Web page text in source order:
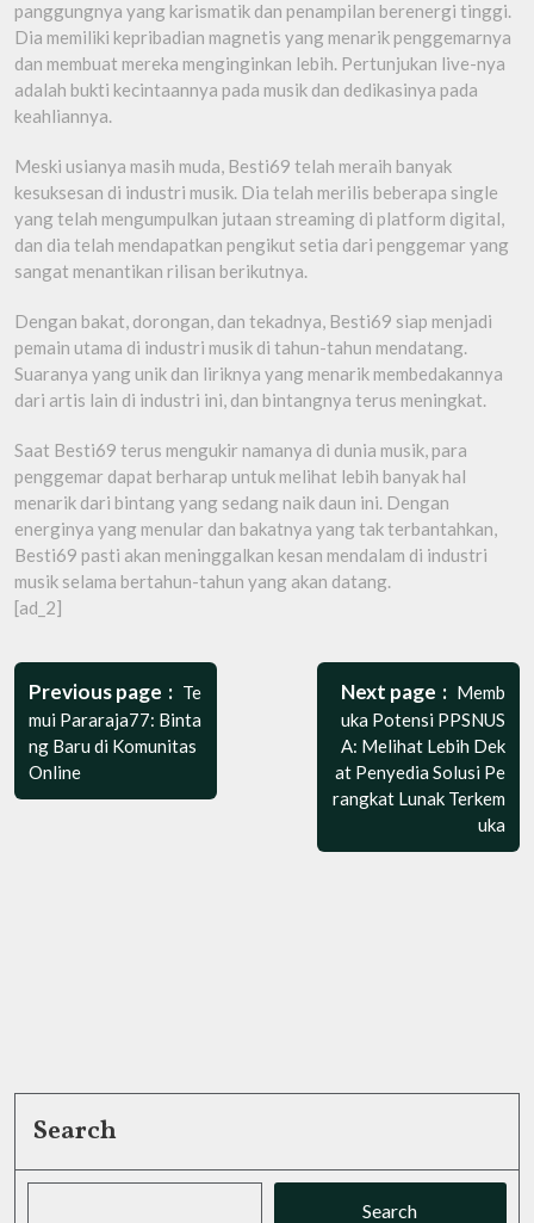
panggungnya yang karismatik dan penampilan berenergi tinggi.
Dia memiliki kepribadian magnetis yang menarik penggemarnya
dan membuat mereka menginginkan lebih. Pertunjukan live-nya
adalah bukti kecintaannya pada musik dan dedikasinya pada
keahliannya.
Meski usianya masih muda, Besti69 telah meraih banyak
kesuksesan di industri musik. Dia telah merilis beberapa single
yang telah mengumpulkan jutaan streaming di platform digital,
dan dia telah mendapatkan pengikut setia dari penggemar yang
sangat menantikan rilisan berikutnya.
Dengan bakat, dorongan, dan tekadnya, Besti69 siap menjadi
pemain utama di industri musik di tahun-tahun mendatang.
Suaranya yang unik dan liriknya yang menarik membedakannya
dari artis lain di industri ini, dan bintangnya terus meningkat.
Saat Besti69 terus mengukir namanya di dunia musik, para
penggemar dapat berharap untuk melihat lebih banyak hal
menarik dari bintang yang sedang naik daun ini. Dengan
energinya yang menular dan bakatnya yang tak terbantahkan,
Besti69 pasti akan meninggalkan kesan mendalam di industri
musik selama bertahun-tahun yang akan datang.
[ad_2]
Post
navigation
Previous page
Te
mui Pararaja77: Binta
ng Baru di Komunitas
Online
Next page
Memb
uka Potensi PPSNUS
A: Melihat Lebih Dek
at Penyedia Solusi Pe
rangkat Lunak Terkem
uka
Search
Search